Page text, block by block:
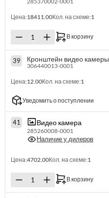
Цена:18411.00Кол. на схеме:1
В корзину
39 Кронштейн видео камеры
306440013-0001
Цена:12.00Кол. на схеме:1
Уведомить о поступлении
41 Видео камера
285260008-0001
Наличие у дилеров
Цена:4702.00Кол. на схеме:1
В корзину